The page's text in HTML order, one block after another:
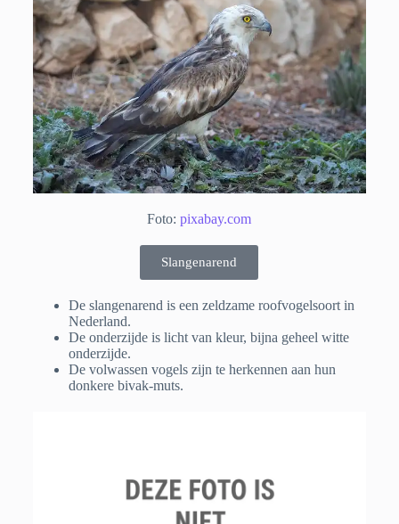
Foto:pixabay.com
Slangenarend
De slangenarend is een zeldzame roofvogelsoort in
Nederland.
De onderzijde is licht van kleur, bijna geheel witte
onderzijde.
De volwassen vogels zijn te herkennen aan hun
donkere bivak-muts.